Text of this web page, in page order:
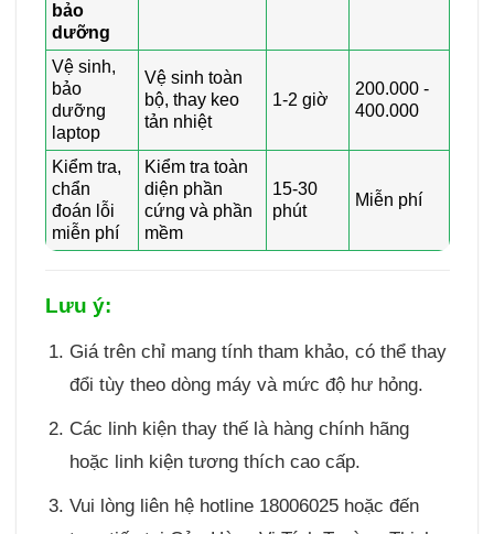
bảo
dưỡng
Vệ sinh,
bảo
dưỡng
laptop
Vệ sinh toàn
bộ, thay keo
tản nhiệt
1-2 giờ
200.000 -
400.000
Kiểm tra,
chẩn
đoán lỗi
miễn phí
Kiểm tra toàn
diện phần
cứng và phần
mềm
15-30
phút
Miễn phí
Lưu ý:
Giá trên chỉ mang tính tham khảo, có thể thay
đổi tùy theo dòng máy và mức độ hư hỏng.
Các linh kiện thay thế là hàng chính hãng
hoặc linh kiện tương thích cao cấp.
Vui lòng liên hệ hotline 18006025 hoặc đến